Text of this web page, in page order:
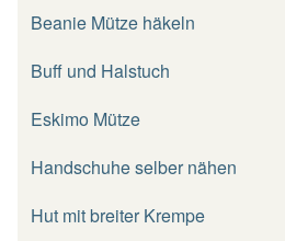
Beanie Mütze häkeln
Buff und Halstuch
Eskimo Mütze
Handschuhe selber nähen
Hut mit breiter Krempe